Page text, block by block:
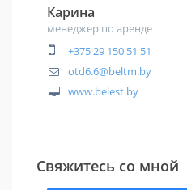
Карина
менеджер по аренде
+375 29 150 51 51
otd6.6@beltm.by
www.belest.by
Свяжитесь со мной